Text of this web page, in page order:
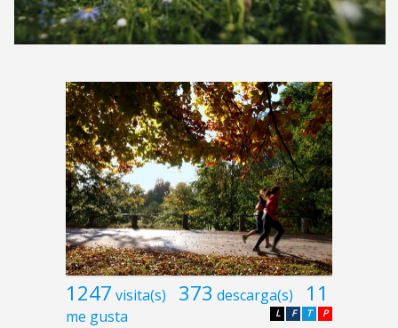
1247 visita(s) 373 descarga(s) 11
me gusta P
T
F
L